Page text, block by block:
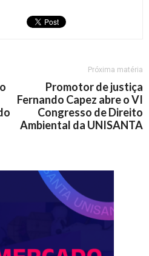
Próxima matéria
Promotor de justiça
Fernando Capez abre o VI
Congresso de Direito
Ambiental da UNISANTA